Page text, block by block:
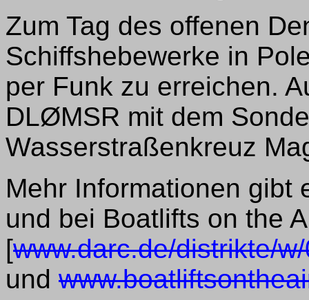
Zum Tag des offenen
Schiffshebewerke in
per Funk zu erreichen.
DLØMSR mit dem
Wasserstraßenkreuz
Mehr Informationen gibt
und bei Boatlifts on the
[www.darc.de/distrikte/
und